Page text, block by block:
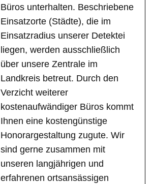
Büros unterhalten. Beschriebene
Einsatzorte (Städte), die im
Einsatzradius unserer Detektei
liegen, werden ausschließlich
über unsere Zentrale im
Landkreis betreut. Durch den
Verzicht weiterer
kostenaufwändiger Büros kommt
Ihnen eine kostengünstige
Honorargestaltung zugute. Wir
sind gerne zusammen mit
unseren langjährigen und
erfahrenen ortsansässigen